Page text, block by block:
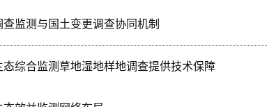
监测与国土变更调查协同机制
综合监测草地湿地样地调查提供技术保障